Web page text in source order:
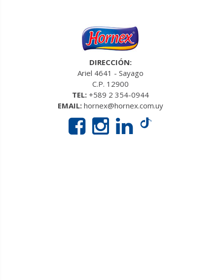
DIRECCIÓN:
Ariel 4641 - Sayago
C.P. 12900
TEL: +589 2 354-0944
EMAIL: hornex@hornex.com.uy